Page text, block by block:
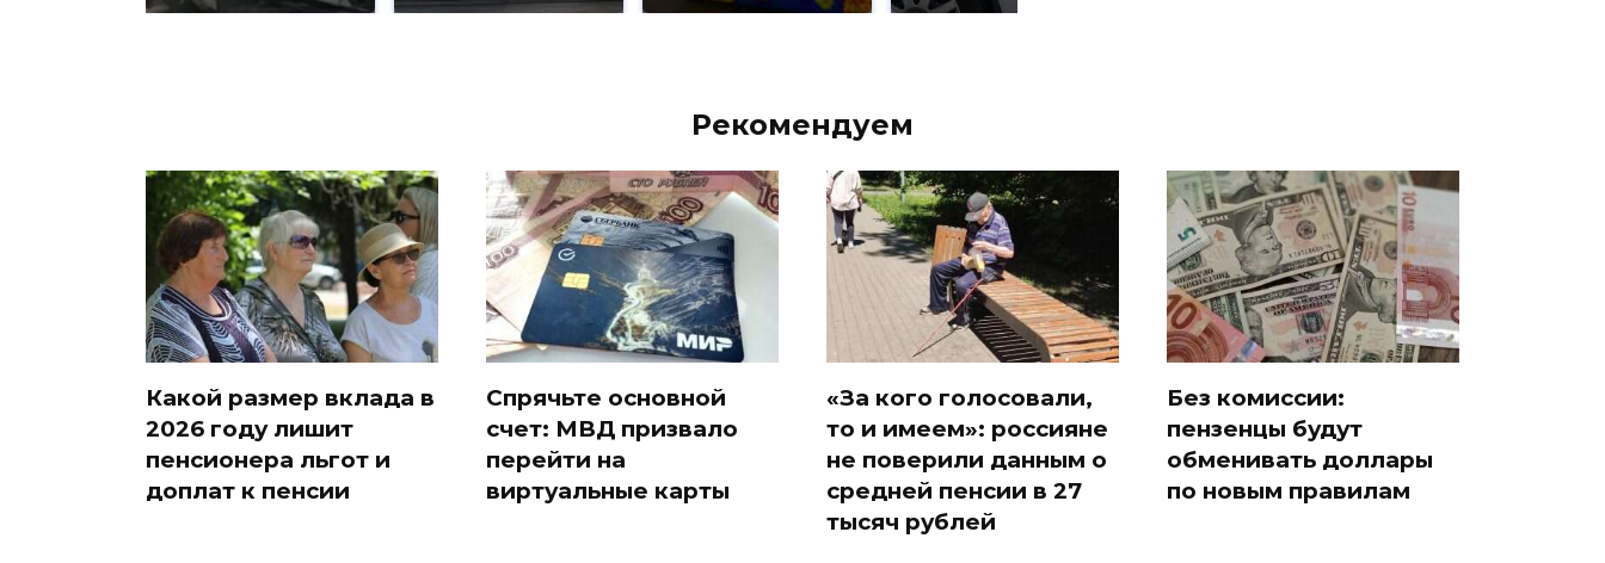
Рекомендуем
Какой размер вклада в
2026 году лишит
пенсионера льгот и
доплат к пенсии
Спрячьте основной
счет: МВД призвало
перейти на
виртуальные карты
«За кого голосовали,
то и имеем»: россияне
не поверили данным о
средней пенсии в 27
тысяч рублей
Без комиссии:
пензенцы будут
обменивать доллары
по новым правилам